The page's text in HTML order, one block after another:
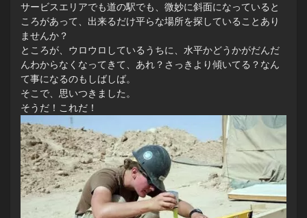
サービスエリアでも道の駅でも、微妙に斜面になっていると
ころがあって、出来るだけ平らな場所を探していることあり
ませんか？
ところが、ウロウロしているうちに、水平かどうかがだんだ
んわからなくなってきて、あれ？さっきより傾いてる？なん
て事になるのもしばしば。
そこで、思いつきました。
そうだ！これだ！